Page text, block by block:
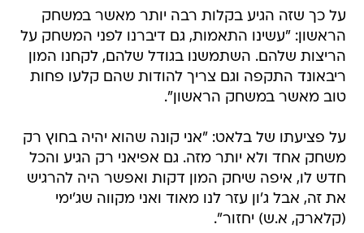
על כך שזה הגיע בקלות רבה יותר מאשר במשחק
הראשון: "עשינו התאמות, גם דיברנו לפני המשחק על
הריצות שלהם. השתמשנו בגודל שלהם, לקחנו המון
ריבאונד התקפה וגם צריך להודות שהם קלעו פחות
טוב מאשר במשחק הראשון".
על פציעתו של בלאט: "אני קונה שהוא יהיה בחוץ רק
משחק אחד ולא יותר מזה. גם אפיאני רק הגיע והכל
חדש לו, איפה שיחק המון דקות ואפשר היה להרגיש
את זה, אבל ג'ון עזר לנו מאוד ואני מקווה שג'ימי
(קלארק, א.ש) יחזור".